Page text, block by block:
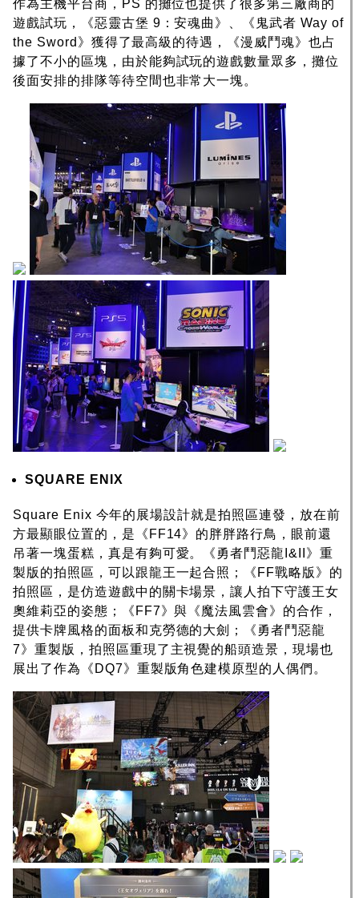
作為主機平台商，PS 的攤位也提供了很多第三廠商的
遊戲試玩，《惡靈古堡 9：安魂曲》、《鬼武者 Way of
the Sword》獲得了最高級的待遇，《漫威鬥魂》也占
據了不小的區塊，由於能夠試玩的遊戲數量眾多，攤位
後面安排的排隊等待空間也非常大一塊。
SQUARE ENIX
Square Enix 今年的展場設計就是拍照區連發，放在前
方最顯眼位置的，是《FF14》的胖胖路行鳥，眼前還
吊著一塊蛋糕，真是有夠可愛。《勇者鬥惡龍I&II》重
製版的拍照區，可以跟龍王一起合照；《FF戰略版》的
拍照區，是仿造遊戲中的關卡場景，讓人拍下守護王女
奧維莉亞的姿態；《FF7》與《魔法風雲會》的合作，
提供卡牌風格的面板和克勞德的大劍；《勇者鬥惡龍
7》重製版，拍照區重現了主視覺的船頭造景，現場也
展出了作為《DQ7》重製版角色建模原型的人偶們。